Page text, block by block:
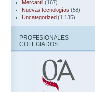
Mercantil (167)
Nuevas tecnologías (58)
Uncategorized (1.135)
PROFESIONALES
COLEGIADOS